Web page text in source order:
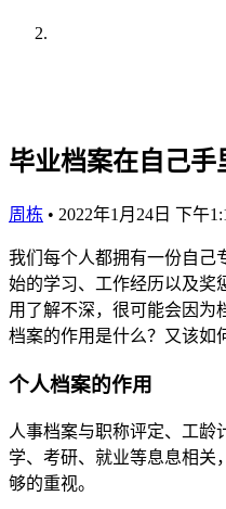
毕业档案在自己手
周栋 • 2022年1月24日 下午
我们每个人都拥有一份自己
始的学习、工作经历以及奖
用了解不深，很可能会因为
档案的作用是什么？又该如
个人档案的作用
人事档案与职称评定、工龄
学、考研、就业等息息相关
够的重视。